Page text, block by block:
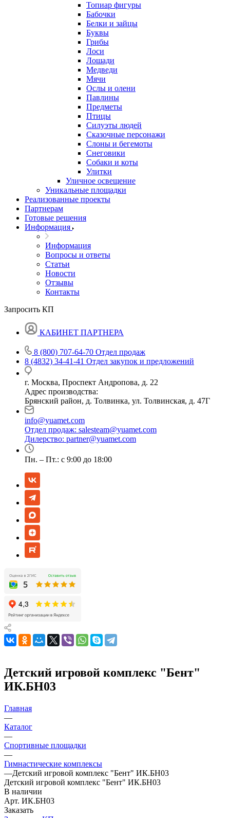
Топиар фигуры
Бабочки
Белки и зайцы
Буквы
Грибы
Лоси
Лошади
Медведи
Мячи
Ослы и олени
Павлины
Предметы
Птицы
Силуэты людей
Сказочные персонажи
Слоны и бегемоты
Снеговики
Собаки и коты
Улитки
Уличное освещение
Уникальные площадки
Реализованные проекты
Партнерам
Готовые решения
Информация
Информация
Вопросы и ответы
Статьи
Новости
Отзывы
Контакты
Запросить КП
КАБИНЕТ ПАРТНЕРА
8 (800) 707-64-70 Отдел продаж
8 (4832) 34-41-41 Отдел закупок и предложений
г. Москва, Проспект Андропова, д. 22
Адрес производства:
Брянский район, д. Толвинка, ул. Толвинская, д. 47Г
info@yuamet.com
Отдел продаж: salesteam@yuamet.com
Дилерство: partner@yuamet.com
Пн. – Пт.: с 9:00 до 18:00
Детский игровой комплекс "Бент"
ИК.БН03
Главная
—
Каталог
—
Спортивные площадки
—
Гимнастические комплексы
—Детский игровой комплекс "Бент" ИК.БН03
Детский игровой комплекс "Бент" ИК.БН03
В наличии
Арт. ИК.БН03
Заказать